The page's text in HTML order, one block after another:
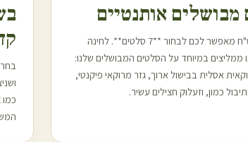
מבושלים אותנטיים
תפריט 58 ש"ח מאפשר לכם לבחור **7 סלטים**. לחינה
ממליצים במיוחד על הסלטים המבושלים שלנו:
אסלית בבישול ארוך, גזר מרוקאי פיקנטי,
כמון, וזעלוק חצילים עשיר.